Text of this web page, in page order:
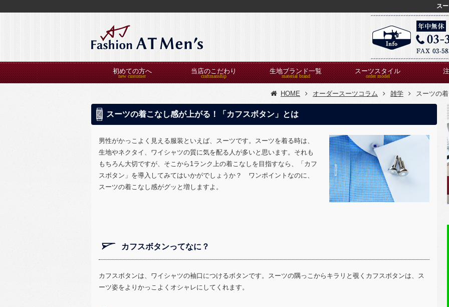
ス
初めての方へ 当店のこだわり 生地ブランド一覧 スーツスタイル
HOME オーダースーツコラム 雑学 スーツの
スーツの着こなし感が上がる！「カフスボタン」とは
男性がかっこよく見える服装といえば、スーツです。スーツを着る時は、
生地やネクタイ、ワイシャツの質に気を配る人が多いと思います。それも
もちろん大切ですが、そこから1ランク上の着こなしを目指すなら、「カフ
スボタン」を導入してみてはいかがでしょうか？ ワンポイントなのに、
スーツの着こなし感がグッと増しますよ。
カフスボタンってなに？
カフスボタンは、ワイシャツの袖口につけるボタンです。スーツの隅っこからキラリと覗くカフスボタンは、ス
ーツ姿をよりかっこよくオシャレにしてくれます。